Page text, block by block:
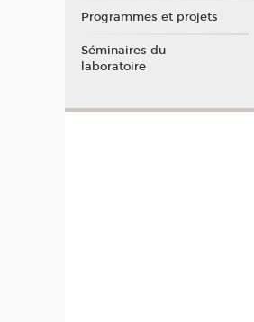
Programmes et projets
Séminaires du
laboratoire